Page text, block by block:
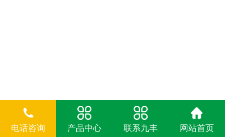
电话咨询 产品中心 联系九丰 网站首页